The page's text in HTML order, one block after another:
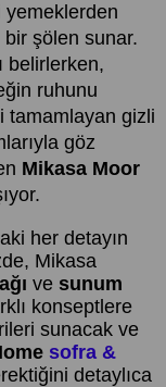
şölen sunar.
belirlerken,
ruhunu
tamamlayan gizli
göz
Mikasa Moor
her detayın
Mikasa
ve sunum
konseptlere
sunacak ve
sofra &
detaylıca